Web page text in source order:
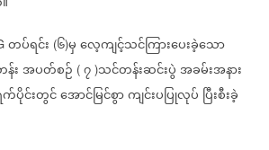
တပ်ရင်း (၆)မှလေ့ကျင့်သင်ကြားပေးခဲ့သော
းအပတ်စဉ် ( ၇ )သင်တန်းဆင်းပွဲအခမ်းအနား
ပိုင်းတွင်အောင်မြင်စွာကျင်းပပြုလုပ် ပြီးစီးခဲ့